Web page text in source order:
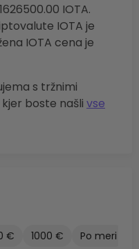
IOTA.
IOTA je
IOTA cena je
s tržnimi
boste našli vse
€ 1000 €
Po meri